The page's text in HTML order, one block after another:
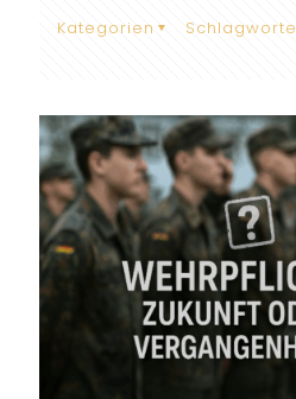
Kategorien Schlagworte